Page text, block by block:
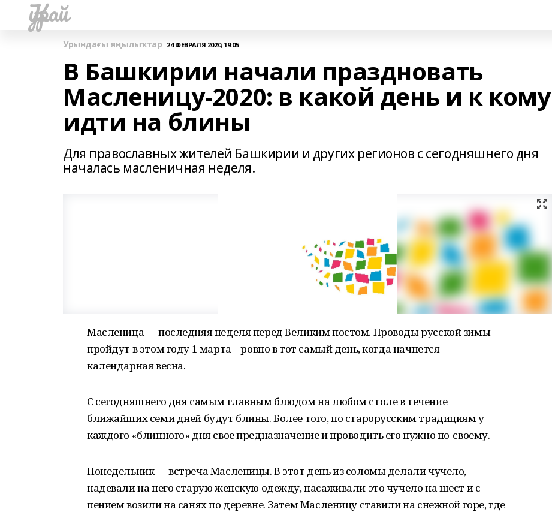
Ҡурай
Урындағы яңылыҡтар 24 ФЕВРАЛЯ 2020, 19:05
В Башкирии начали праздновать
Масленицу-2020: в какой день и к кому
идти на блины
Для православных жителей Башкирии и других регионов с сегодняшнего дня
началась масленичная неделя.
Масленица — последняя неделя перед Великим постом. Проводы русской зимы
пройдут в этом году 1 марта – ровно в тот самый день, когда начнется
календарная весна.
С сегодняшнего дня самым главным блюдом на любом столе в течение
ближайших семи дней будут блины. Более того, по старорусским традициям у
каждого «блинного» дня свое предназначение и проводить его нужно по-своему.
Понедельник — встреча Масленицы. В этот день из соломы делали чучело,
надевали на него старую женскую одежду, насаживали это чучело на шест и с
пением возили на санях по деревне. Затем Масленицу ставили на снежной горе, где